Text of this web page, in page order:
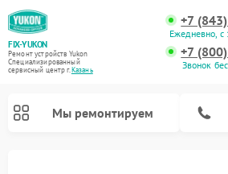
FIX-YUKON
Ремонт устройств Yukon
Специализированный
cервисный центр г.Казань
+7
Ежедневно,
+7
Звонок
Мы ремонтируем